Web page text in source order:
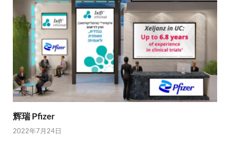
辉瑞 Pfizer
2022年7月24日